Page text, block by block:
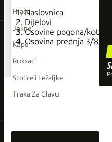
Giant
Orbea
Liv
Shimano
Wahoo
Hlače
Jakne
Kape
Ruksaci
Stolice i Ležaljke
Traka Za Glavu
Naslovnica
Dijelovi
Osovine pogona/kotača
Osovina prednja 3/8